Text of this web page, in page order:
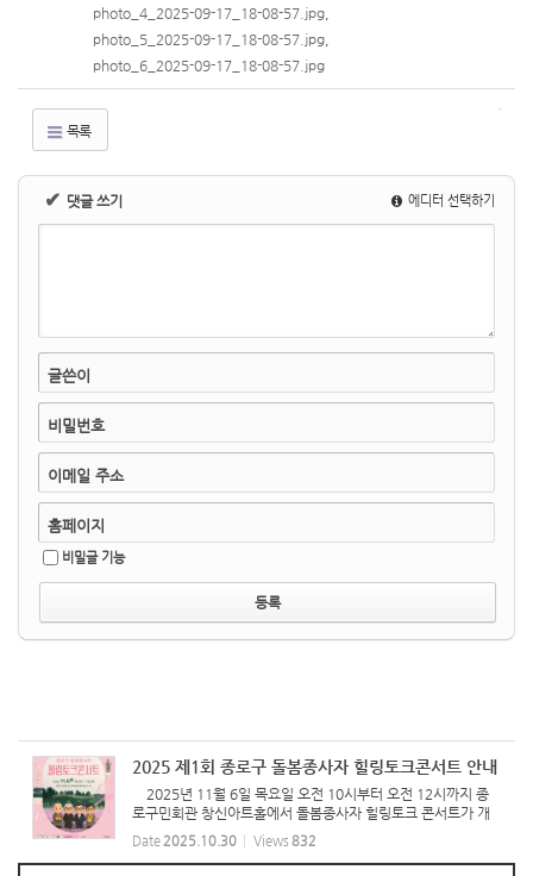
photo_4_2025-09-17_18-08-57.jpg
photo_5_2025-09-17_18-08-57.jpg
photo_6_2025-09-17_18-08-57.jpg
목록
✔ 댓글 쓰기 에디터 선택하기
글쓴이
비밀번호
이메일 주소
홈페이지
비밀글 기능
2025 제1회 종로구 돌봄종사자 힐링토크콘서트 안내
2025년 11월 6일 목요일 오전 10시부터 오전 12시까지 종
로구민회관 창신아트홀에서 돌봄종사자 힐링토크 콘서트가 개
최됩니다. 많은 참석 부탁드립니다!
Date 2025.10.30 Views 832